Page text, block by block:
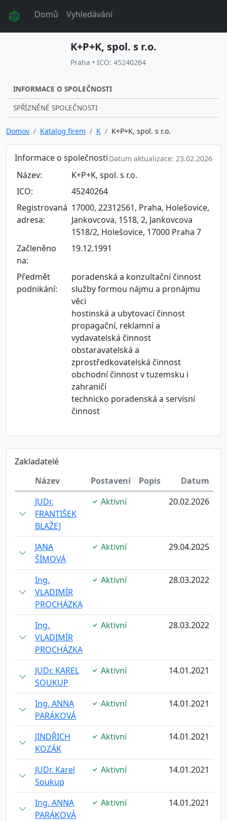
Domů Vyhledávání
K+P+K, spol. s r.o.
Praha • ICO: 45240264
INFORMACE O SPOLEČNOSTI
SPŘÍZNĚNÉ SPOLEČNOSTI
Domov Katalog firem K K+P+K, spol. s r.o.
Informace o společnosti Datum aktualizace: 23.02.2026
Název:
K+P+K, spol. s r.o.
ICO:
45240264
Registrovaná
adresa:
17000, 22312561, Praha, Holešovice,
Jankovcova, 1518, 2, Jankovcova
1518/2, Holešovice, 17000 Praha 7
Začleněno
na:
19.12.1991
Předmět
podnikání:
poradenská a konzultační činnost
služby formou nájmu a pronájmu
věci
hostinská a ubytovací činnost
propagační, reklamní a
vydavatelská činnost
obstaravatelská a
zprostředkovatelská činnost
obchodní činnost v tuzemsku i
zahraničí
technicko poradenská a servisní
činnost
Zakladatelé
Název
Postavení Popis
Datum
JUDr.
FRANTIŠEK
BLAŽEJ
Aktivní 20.02.2026
JANA
ŠÍMOVÁ
Aktivní 29.04.2025
Ing.
VLADIMÍR
PROCHÁZKA
Aktivní 28.03.2022
Ing.
VLADIMÍR
PROCHÁZKA
Aktivní 28.03.2022
JUDr. KAREL
SOUKUP
Aktivní 14.01.2021
Ing. ANNA
PARÁKOVÁ
Aktivní 14.01.2021
JINDŘICH
KOZÁK
Aktivní 14.01.2021
JUDr. Karel
Soukup
Aktivní 14.01.2021
Ing. ANNA
PARÁKOVÁ
Aktivní 14.01.2021